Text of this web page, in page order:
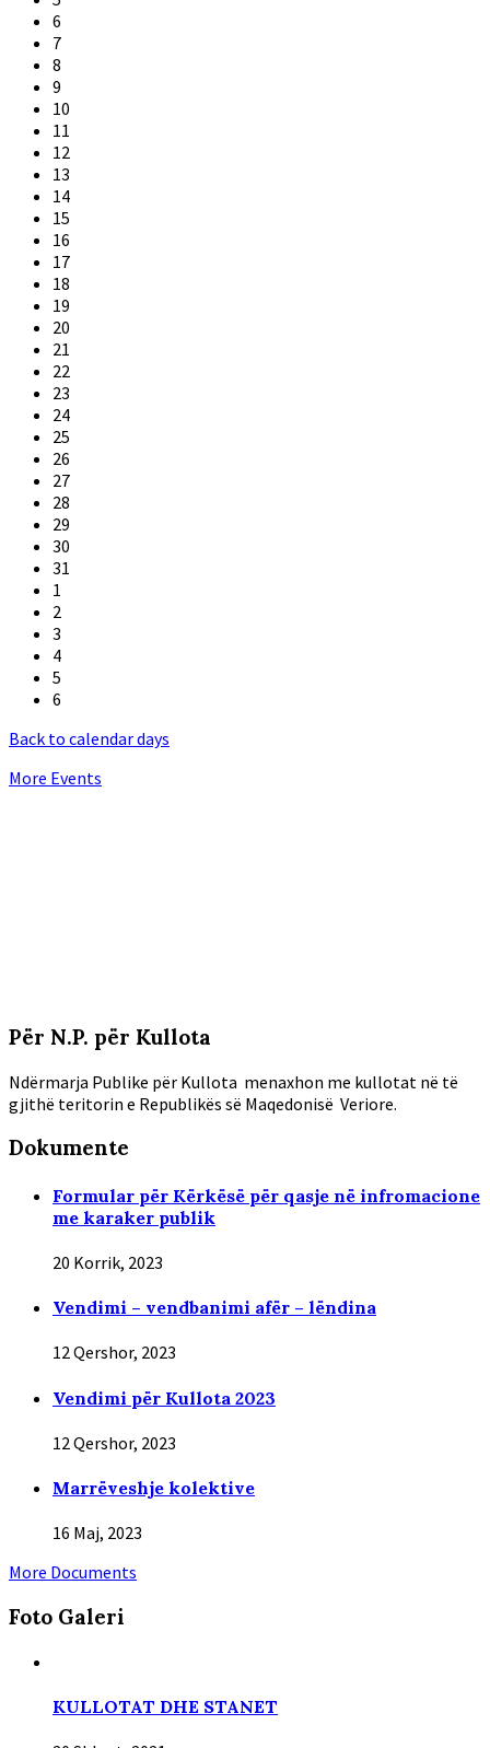
6
7
8
9
10
11
12
13
14
15
16
17
18
19
20
21
22
23
24
25
26
27
28
29
30
31
1
2
3
4
5
6
Back to calendar days
More Events
Për N.P. për Kullota
Ndërmarja Publike për Kullota menaxhon me kullotat në të
gjithë teritorin e Republikës së Maqedonisë Veriore.
Dokumente
Formular për Kërkësë për qasje në infromacione
me karaker publik
20 Korrik, 2023
Vendimi – vendbanimi afër – lëndina
12 Qershor, 2023
Vendimi për Kullota 2023
12 Qershor, 2023
Marrëveshje kolektive
16 Maj, 2023
More Documents
Foto Gаleri
KULLOTAT DHE STANET